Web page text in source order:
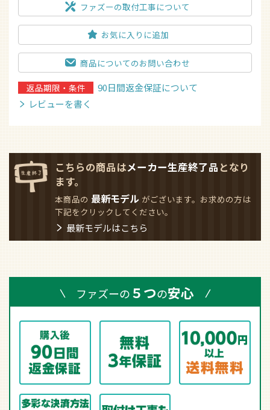
ファズーの取付工事について
お気に入りに追加
商品についてのお問い合わせ
返品期限・条件
90日間返金保証について
レビューを書く
こちらの商品はメーカー生産終了品 となり
ます。
本商品の 最新モデル がございます。お求めの方は
下記をクリックしてください。
最新モデルはこちら
ファズーの５つの安心